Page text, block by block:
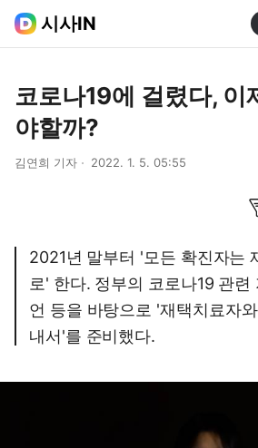
시사IN
코로나19에 걸렸다, 이
야할까?
김연희 기자 2022. 1. 5. 05:55
2021년 말부터 '모든 확진자는
로' 한다. 정부의 코로나19 관련
언 등을 바탕으로 '재택치료자
내서'를 준비했다.